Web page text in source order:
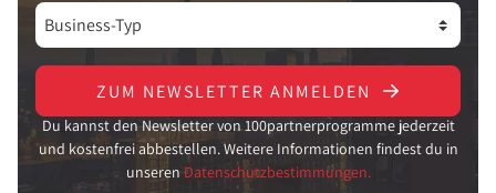
ZUM NEWSLETTER ANMELDEN
Du kannst den Newsletter von 100partnerprogramme jederzeit
und kostenfrei abbestellen. Weitere Informationen findest du in
unseren Datenschutzbestimmungen.